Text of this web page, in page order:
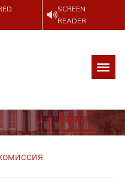
SCREEN
READER